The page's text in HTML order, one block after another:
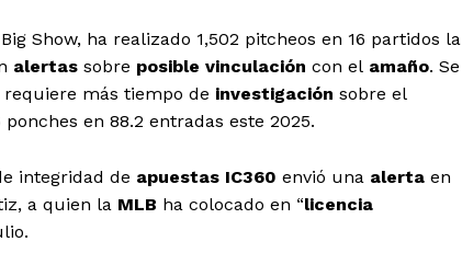
Show, ha realizado 1,502 pitcheos en 16 partidos la
alertas sobre posible vinculación con el amaño. Se
más tiempo de investigación sobre el
en 88.2 entradas este 2025.
integridad de apuestas IC360 envió una alerta en
a quien la MLB ha colocado en “licencia